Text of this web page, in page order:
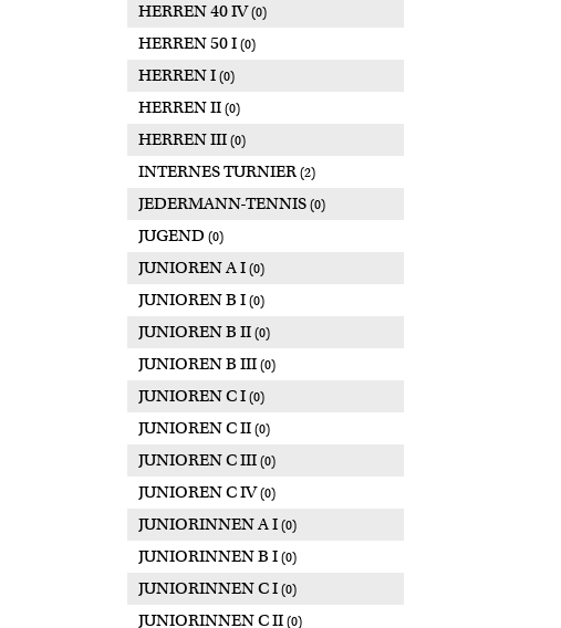
HERREN 40 IV(0)
HERREN 50 I (0)
HERREN I (0)
HERREN II (0)
HERREN III (0)
INTERNES TURNIER (2)
JEDERMANN-TENNIS (0)
JUGEND (0)
JUNIOREN A I (0)
JUNIOREN B I (0)
JUNIOREN B II (0)
JUNIOREN B III (0)
JUNIOREN C I (0)
JUNIOREN C II (0)
JUNIOREN C III (0)
JUNIOREN C IV(0)
JUNIORINNEN A I (0)
JUNIORINNEN B I (0)
JUNIORINNEN C I (0)
JUNIORINNEN C II (0)